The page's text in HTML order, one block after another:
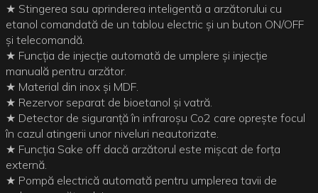
★ Stingerea sau aprinderea inteligentă a arzătorului cu
etanol comandată de un tablou electric și un buton ON/OFF
și telecomandă.
★ Funcția de injecție automată de umplere și injecție
manuală pentru arzător.
★ Material din inox și MDF.
★ Rezervor separat de bioetanol și vatră.
★ Detector de siguranță în infraroșu Co2 care oprește focul
în cazul atingerii unor niveluri neautorizate.
★ Funcția Sake off dacă arzătorul este mișcat de forța
externă.
★ Pompă electrică automată pentru umplerea tavii de